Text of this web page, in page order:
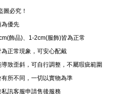
必究！
優先
飾品)、1-2cm(服飾)皆為正常
正常現象，可安心配戴
致歪斜，可自行調整，不屬瑕疵範圍
所不同，一切以實物為準
訊客服申請售後服務